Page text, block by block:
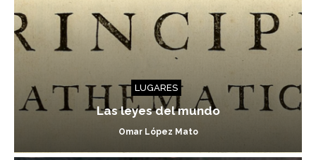
LUGARES
Las leyes del mundo
Omar López Mato